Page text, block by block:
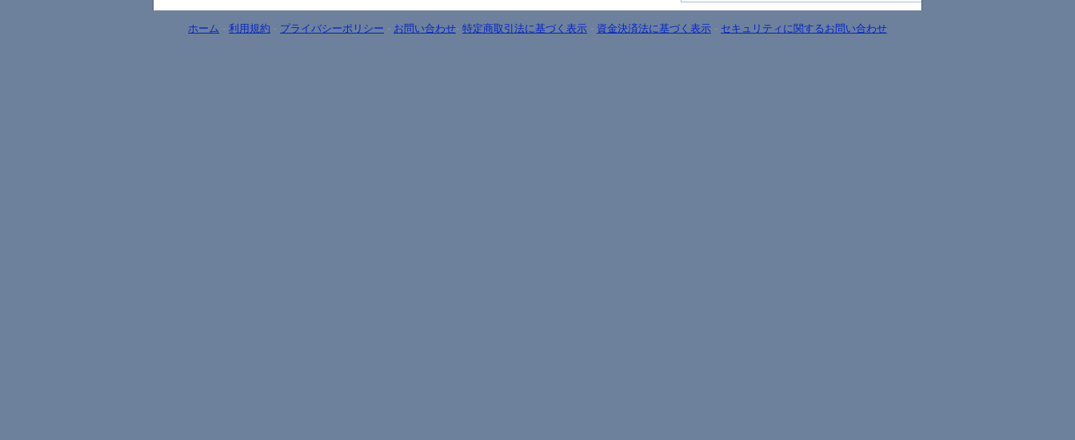
ホーム - 利用規約 - プライバシーポリシー - お問い合わせ- 特定商取引法に基づく表示 - 資金決済法に基づく表示 - セキュリティに関するお問い合わせ